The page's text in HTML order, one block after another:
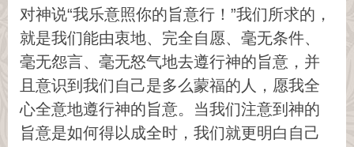
对神说“我乐意照你的旨意行！”我们所求的，
就是我们能由衷地、完全自愿、毫无条件、
毫无怨言、毫无怒气地去遵行神的旨意，并
且意识到我们自己是多么蒙福的人，愿我全
心全意地遵行神的旨意。当我们注意到神的
旨意是如何得以成全时，我们就更明白自己